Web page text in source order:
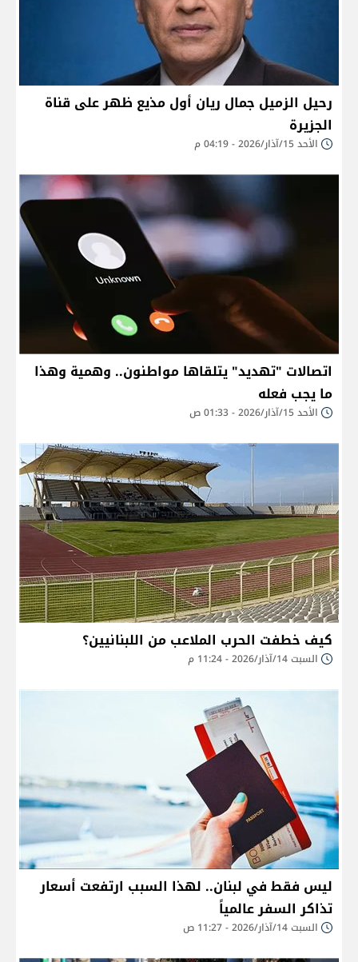
رحيل الزميل جمال ريان أول مذيع ظهر على قناة
الجزيرة
الأحد 15/آذار/2026 - 04:19 م
اتصالات "تهديد" يتلقاها مواطنون.. وهمية وهذا
ما يجب فعله
الأحد 15/آذار/2026 - 01:33 ص
كيف خطفت الحرب الملاعب من اللبنانيين؟
السبت 14/آذار/2026 - 11:24 م
ليس فقط في لبنان.. لهذا السبب ارتفعت أسعار
تذاكر السفر عالمياً
السبت 14/آذار/2026 - 11:27 ص